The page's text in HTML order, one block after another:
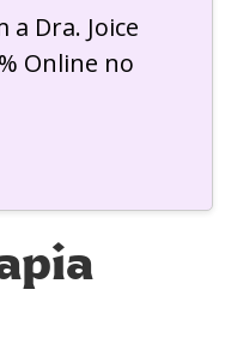
Dra. Joice
Online no